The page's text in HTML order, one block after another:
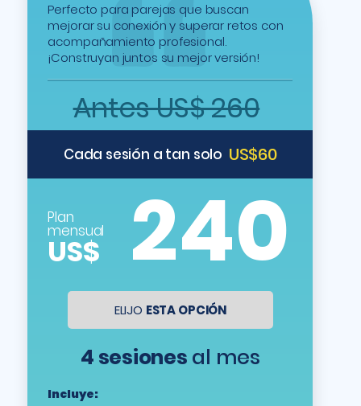
Perfecto para parejas que buscan
mejorar su conexión y superar retos con
acompañamiento profesional.
¡Construyan juntos su mejor versión!
Antes US$ 260
Cada sesión a tan solo US$60
Plan
mensual
US$ 240
ELIJO ESTA OPCIÓN
4 sesiones al mes
Incluye: